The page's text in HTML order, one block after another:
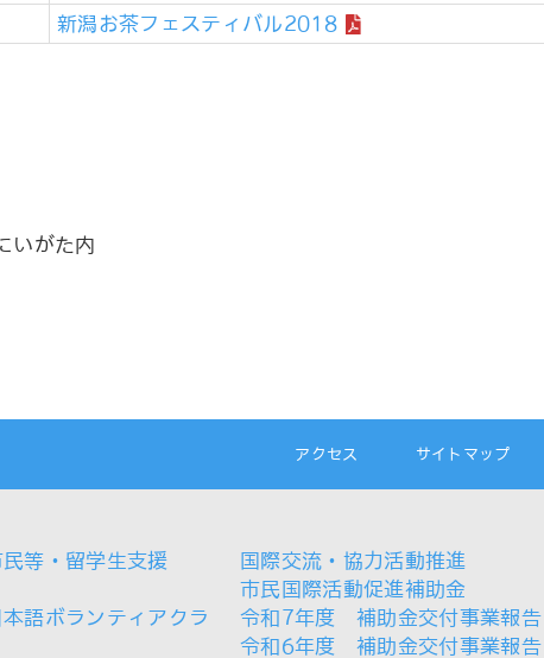
新潟お茶フェスティバル2018
いがた内
アクセス サイトマップ
等・留学生支援
語ボランティアクラ
国際交流・協力活動推進
市民国際活動促進補助金
令和7年度 補助金交付事業報告
令和6年度 補助金交付事業報告